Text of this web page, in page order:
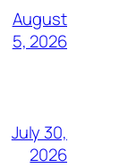
August
5, 2026
July 30,
2026